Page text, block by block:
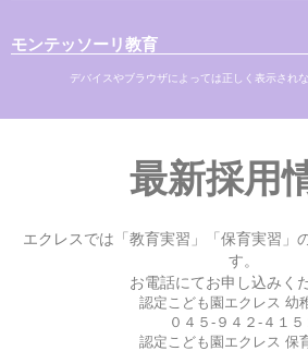
モンテッソーリ教育
デバイスやブラウザによっては正しく表示され
最新採用
エクレスでは「教育実習」「保育実習」
す。
お電話にてお申し込みく
認定こども園エクレス 幼
０４５-９４２-４１５
認定こども園エクレス 保